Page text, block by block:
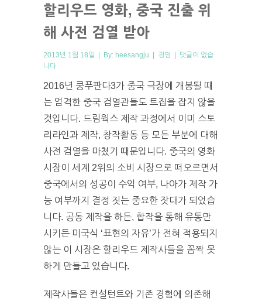
할리우드 영화, 중국 진출 위
해 사전 검열 받아
2013년 1월 18일 | By: heesangju | 경영 | 댓글이 없습
니다
2016년 쿵푸판다3가 중국 극장에 개봉될 때
는 엄격한 중국 검열관들도 트집을 잡지 않을
것입니다. 드림웍스 제작 과정에서 이미 스토
리라인과 제작, 창작활동 등 모든 부분에 대해
사전 검열을 마쳤기 때문입니다. 중국의 영화
시장이 세계 2위의 소비 시장으로 떠오르면서
중국에서의 성공이 수익 여부, 나아가 제작 가
능 여부까지 결정 짓는 중요한 잣대가 되었습
니다. 공동 제작을 하든, 합작을 통해 유통만
시키든 미국식 ‘표현의 자유’가 전혀 적용되지
않는 이 시장은 할리우드 제작사들을 꼼짝 못
하게 만들고 있습니다.
제작사들은 컨설턴트와 기존 경험에 의존해